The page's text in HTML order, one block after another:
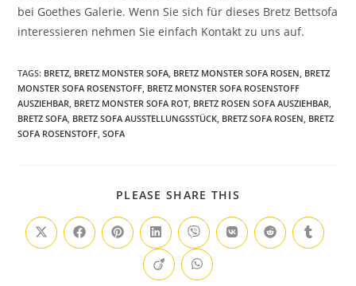
bei Goethes Galerie. Wenn Sie sich für dieses Bretz Bettsofa
interessieren nehmen Sie einfach Kontakt zu uns auf.
TAGS: BRETZ, BRETZ MONSTER SOFA, BRETZ MONSTER SOFA ROSEN, BRETZ
MONSTER SOFA ROSENSTOFF, BRETZ MONSTER SOFA ROSENSTOFF
AUSZIEHBAR, BRETZ MONSTER SOFA ROT, BRETZ ROSEN SOFA AUSZIEHBAR,
BRETZ SOFA, BRETZ SOFA AUSSTELLUNGSSTÜCK, BRETZ SOFA ROSEN, BRETZ
SOFA ROSENSTOFF, SOFA
PLEASE SHARE THIS